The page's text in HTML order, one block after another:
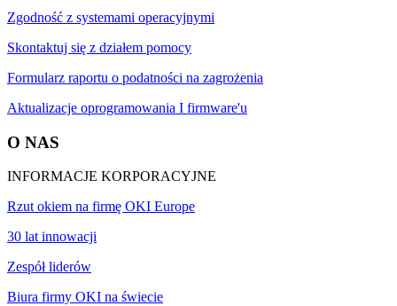
Zgodność z systemami operacyjnymi
Skontaktuj się z działem pomocy
Formularz raportu o podatności na zagrożenia
Aktualizacje oprogramowania I firmware'u
O NAS
INFORMACJE KORPORACYJNE
Rzut okiem na firmę OKI Europe
30 lat innowacji
Zespół liderów
Biura firmy OKI na świecie